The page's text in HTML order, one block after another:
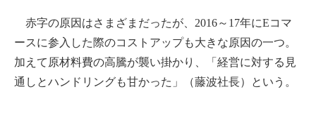
赤字の原因はさまざまだったが、2016～17年にEコマ
ースに参入した際のコストアップも大きな原因の一つ。
加えて原材料費の高騰が襲い掛かり、「経営に対する見
通しとハンドリングも甘かった」（藤波社長）という。